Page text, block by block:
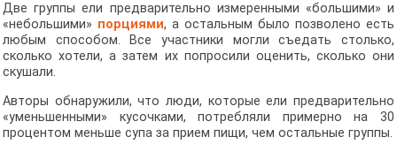
Две группы ели предварительно измеренными «большими» и
«небольшими» порциями, а остальным было позволено есть
любым способом. Все участники могли съедать столько,
сколько хотели, а затем их попросили оценить, сколько они
скушали.
Авторы обнаружили, что люди, которые ели предварительно
«уменьшенными» кусочками, потребляли примерно на 30
процентом меньше супа за прием пищи, чем остальные группы.